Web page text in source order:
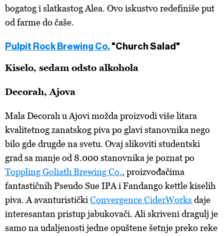
bogatog i slatkastog Alea. Ovo iskustvo redefiniše put
od farme do čaše.
Pulpit Rock Brewing Co. "Church Salad"
Kiselo, sedam odsto alkohola
Decorah, Ajova
Mala Decorah u Ajovi možda proizvodi više litara
kvalitetnog zanatskog piva po glavi stanovnika nego
bilo gde drugde na svetu. Ovaj slikoviti studentski
grad sa manje od 8.000 stanovnika je poznat po
Toppling Goliath Brewing Co., proizvođačima
fantastičnih Pseudo Sue IPA i Fandango kettle kiselih
piva. A avanturistički Convergence CiderWorks daje
interesantan pristup jabukovači. Ali skriveni dragulj je
samo na udaljenosti jedne opuštene šetnje preko reke